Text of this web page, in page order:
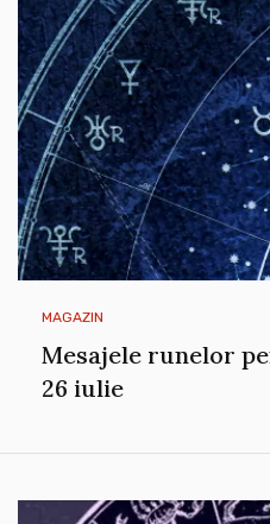
MAGAZIN
Mesajele runelor
26 iulie